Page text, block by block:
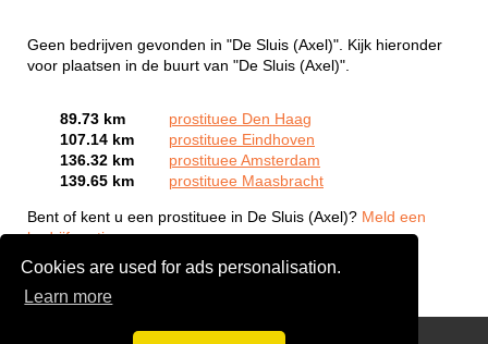
Cookies are used for ads personalisation.
Learn more
Geen bedrijven gevonden in "De Sluis (Axel)". Kijk hieronder
voor plaatsen in de buurt van "De Sluis (Axel)".
89.73 km
prostituee Den Haag
107.14 km
prostituee Eindhoven
136.32 km
prostituee Amsterdam
139.65 km
prostituee Maasbracht
Bent of kent u een prostituee in De Sluis (Axel)? Meld een
bedrijf gratis aan